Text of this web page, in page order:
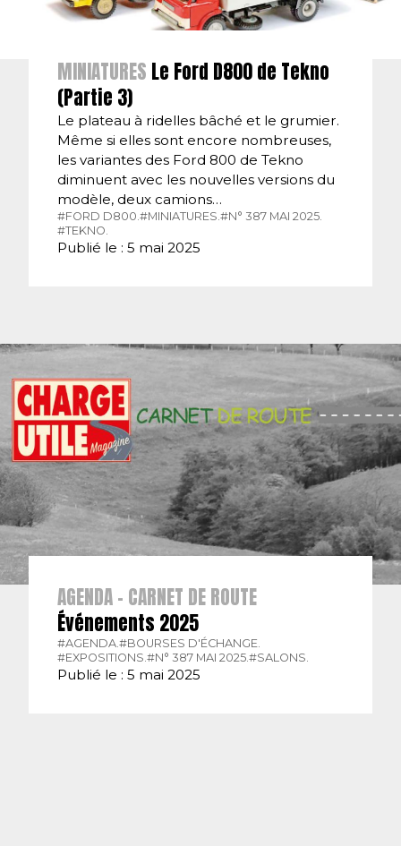
MINIATURES Le Ford D800 de Tekno
(Partie 3)
Le plateau à ridelles bâché et le grumier.
Même si elles sont encore nombreuses,
les variantes des Ford 800 de Tekno
diminuent avec les nouvelles versions du
modèle, deux camions…
#FORD D800.#MINIATURES.#N° 387 MAI 2025.
#TEKNO.
Publié le : 5 mai 2025
AGENDA - CARNET DE ROUTE
Événements 2025
#AGENDA. #BOURSES D'ÉCHANGE.
#EXPOSITIONS. #N° 387 MAI 2025. #SALONS.
Publié le : 5 mai 2025